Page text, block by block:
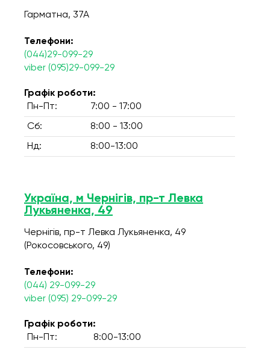
Гарматна, 37А
Телефони:
(044)29-099-29
viber (095)29-099-29
Графік роботи:
Пн-Пт:
7:00 - 17:00
Сб: 8:00 - 13:00
Нд: 8:00-13:00
Україна, м Чернігів, пр-т Левка
Лукьяненка, 49
Чернігів, пр-т Левка Лукьяненка, 49
(Рокосовського, 49)
Телефони:
(044) 29-099-29
viber (095) 29-099-29
Графік роботи:
Пн-Пт:
8:00-13:00